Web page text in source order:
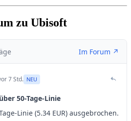
zu Ubisoft